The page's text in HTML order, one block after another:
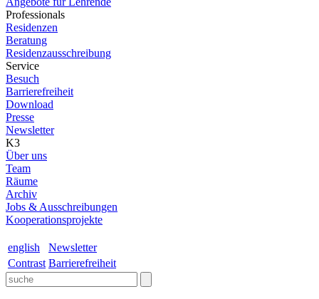
Professionals
Residenzen
Beratung
Residenzausschreibung
Service
Besuch
Barrierefreiheit
Download
Presse
Newsletter
K3
Über uns
Team
Räume
Archiv
Jobs & Ausschreibungen
Kooperationsprojekte
english
Newsletter
Contrast Barrierefreiheit